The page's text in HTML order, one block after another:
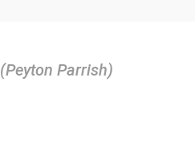
(Peyton Parrish)